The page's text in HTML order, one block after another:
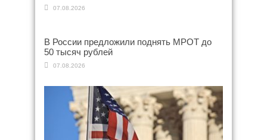
07.08.2026
В России предложили поднять МРОТ до
50 тысяч рублей
07.08.2026